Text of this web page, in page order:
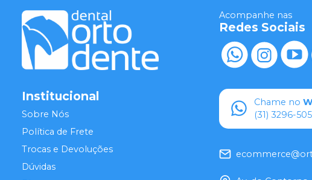
Institucional
Sobre Nós
Política de Frete
Trocas e Devoluções
Dúvidas
Acompanhe nas
Redes Sociais
Chame no
(31) 3296-